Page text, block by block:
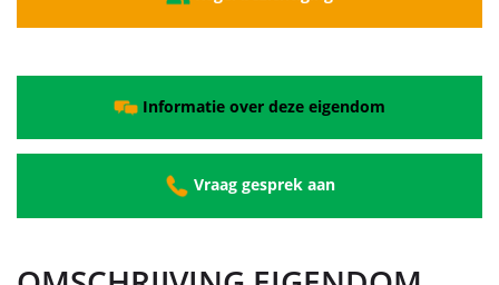
Informatie over deze eigendom
Vraag gesprek aan